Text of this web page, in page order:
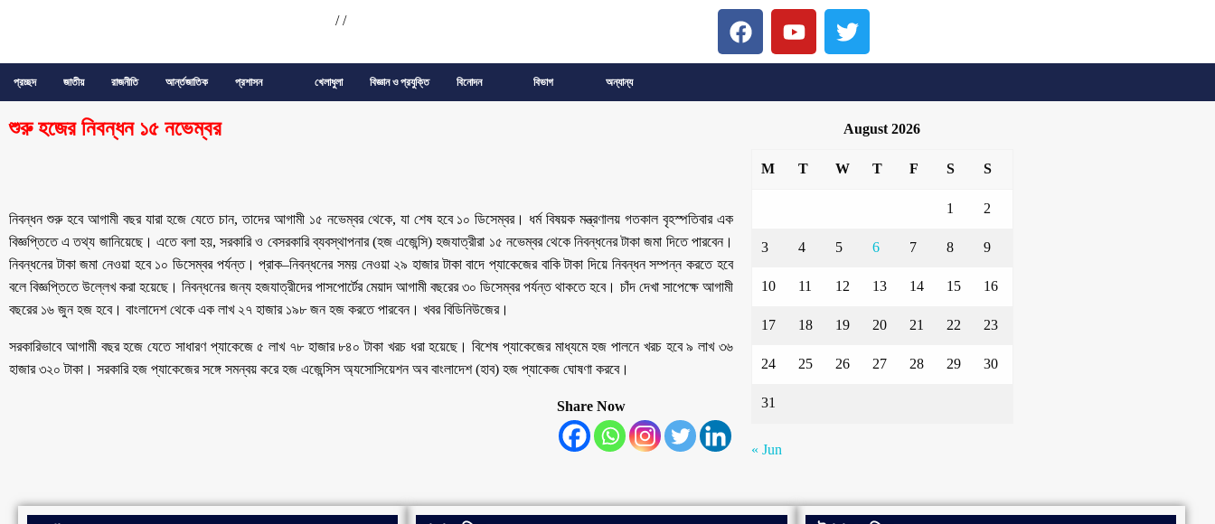
//
প্রচ্ছদ জাতীয় রাজনীতি আর্ন্তজাতিক প্রশাসন খেলাধুলা বিজ্ঞান ও প্রযুক্তি বিনোদন বিভাগ অন্যান্য
শুরু হজের নিবন্ধন ১৫ নভেম্বর
নিবন্ধন শুরু হবে আগামী বছর যারা হজে যেতে চান, তাদের আগামী ১৫ নভেম্বর থেকে, যা শেষ হবে ১০ ডিসেম্বর। ধর্ম বিষয়ক মন্ত্রণালয় গতকাল বৃহস্পতিবার এক
বিজ্ঞপ্তিতে এ তথ্য জানিয়েছে। এতে বলা হয়, সরকারি ও বেসরকারি ব্যবস্থাপনার (হজ এজেন্সি) হজযাত্রীরা ১৫ নভেম্বর থেকে নিবন্ধনের টাকা জমা দিতে পারবেন।
নিবন্ধনের টাকা জমা নেওয়া হবে ১০ ডিসেম্বর পর্যন্ত। প্রাক–নিবন্ধনের সময় নেওয়া ২৯ হাজার টাকা বাদে প্যাকেজের বাকি টাকা দিয়ে নিবন্ধন সম্পন্ন করতে হবে
বলে বিজ্ঞপ্তিতে উল্লেখ করা হয়েছে। নিবন্ধনের জন্য হজযাত্রীদের পাসপোর্টের মেয়াদ আগামী বছরের ৩০ ডিসেম্বর পর্যন্ত থাকতে হবে। চাঁদ দেখা সাপেক্ষে আগামী
বছরের ১৬ জুন হজ হবে। বাংলাদেশ থেকে এক লাখ ২৭ হাজার ১৯৮ জন হজ করতে পারবেন। খবর বিডিনিউজের।
সরকারিভাবে আগামী বছর হজে যেতে সাধারণ প্যাকেজে ৫ লাখ ৭৮ হাজার ৮৪০ টাকা খরচ ধরা হয়েছে। বিশেষ প্যাকেজের মাধ্যমে হজ পালনে খরচ হবে ৯ লাখ ৩৬
হাজার ৩২০ টাকা। সরকারি হজ প্যাকেজের সঙ্গে সমন্বয় করে হজ এজেন্সিস অ্যসোসিয়েশন অব বাংলাদেশ (হাব) হজ প্যাকেজ ঘোষণা করবে।
Share Now
August 2026
M T W T F S S
1 2
3 4 5 6 7 8 9
10 11 12 13 14 15 16
17 18 19 20 21 22 23
24 25 26 27 28 29 30
31
« Jun